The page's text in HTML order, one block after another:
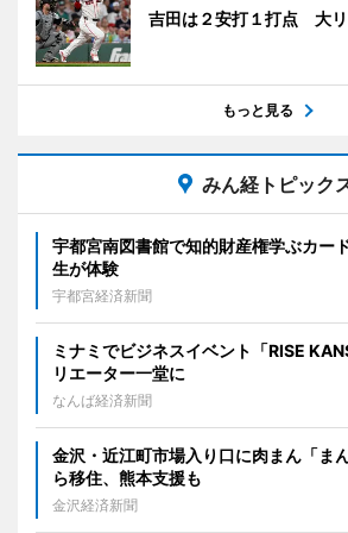
吉田は２安打１打点 大
もっと見る
みん経トピック
宇都宮南図書館で知的財産権学ぶカ
生が体験
宇都宮経済新聞
ミナミでビジネスイベント「RISE
リエーター一堂に
なんば経済新聞
金沢・近江町市場入り口に肉まん「
ら移住、熊本支援も
金沢経済新聞